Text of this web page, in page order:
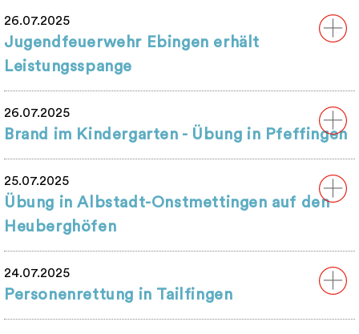
26.07.2025
Jugendfeuerwehr Ebingen erhält
Leistungsspange
26.07.2025
Brand im Kindergarten - Übung in Pfeffingen
25.07.2025
Übung in Albstadt-Onstmettingen auf den
Heuberghöfen
24.07.2025
Personenrettung in Tailfingen